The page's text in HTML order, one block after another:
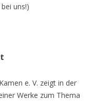
uns!)
e. V. zeigt in der
Werke zum Thema